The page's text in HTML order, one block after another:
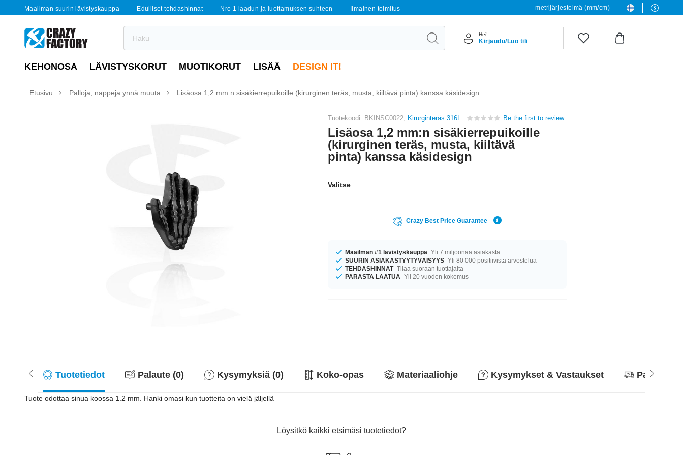
Maailman suurin lävistyskauppa Edulliset tehdashinnat Nro 1 laadun ja luottamuksen suhteen Ilmainen toimitus metrijärjestelmä (mm/cm)
Hei!
Kirjaudu/Luo tili
KEHONOSA LÄVISTYSKORUT MUOTIKORUT LISÄÄ DESIGN IT!
Etusivu Palloja, nappeja ynnä muuta Lisäosa 1,2 mm:n sisäkierrepuikoille (kirurginen teräs, musta, kiiltävä pinta) kanssa käsidesign
Tuotekoodi: BKINSC0022, Kirurginteräs 316L Be the first to review
Lisäosa 1,2 mm:n sisäkierrepuikoille
(kirurginen teräs, musta, kiiltävä
pinta) kanssa käsidesign
Valitse
Crazy Best Price Guarantee
Maailman #1 lävistyskauppa Yli 7 miljoonaa asiakasta
SUURIN ASIAKASTYYTYVÄISYYS Yli 80 000 positiivista arvostelua
TEHDASHINNAT Tilaa suoraan tuottajalta
PARASTA LAATUA Yli 20 vuoden kokemus
Tuotetiedot Palaute (0) Kysymyksiä (0) Koko-opas Materiaaliohje Kysymykset & Vastaukset
Tuote odottaa sinua koossa 1.2 mm. Hanki omasi kun tuotteita on vielä jäljellä
Löysitkö kaikki etsimäsi tuotetiedot?